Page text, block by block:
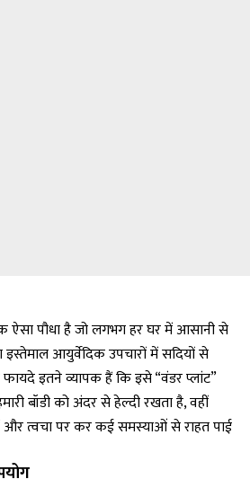
ऐसा पौधा है जो लगभग हर घर में आसानी से
आयुर्वेदिक उपचारों में सदियों से
इतने व्यापक हैं कि इसे “वंडर प्लांट”
बॉडी को अंदर से हेल्दी रखता है, वहीं
त्वचा पर कर कई समस्याओं से राहत पाई